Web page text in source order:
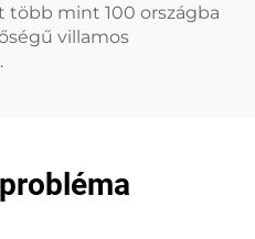
több mint 100 országba
villamos